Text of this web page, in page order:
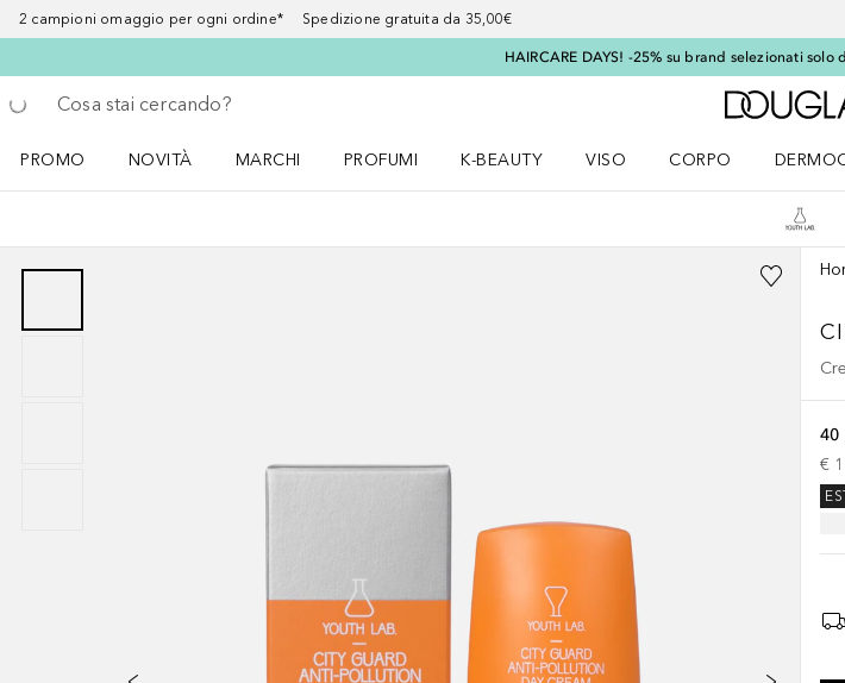
2 campioni omaggio per ogni ordine* Spedizione gratuita da 35,00€
HAIRCARE DAYS! -25% su brand selezionati solo
Torna indietro
Esegui ricerca
PROMO
NOVITÀ
MARCHI
PROFUMI
K-BEAUTY
VISO
CORPO
40
€